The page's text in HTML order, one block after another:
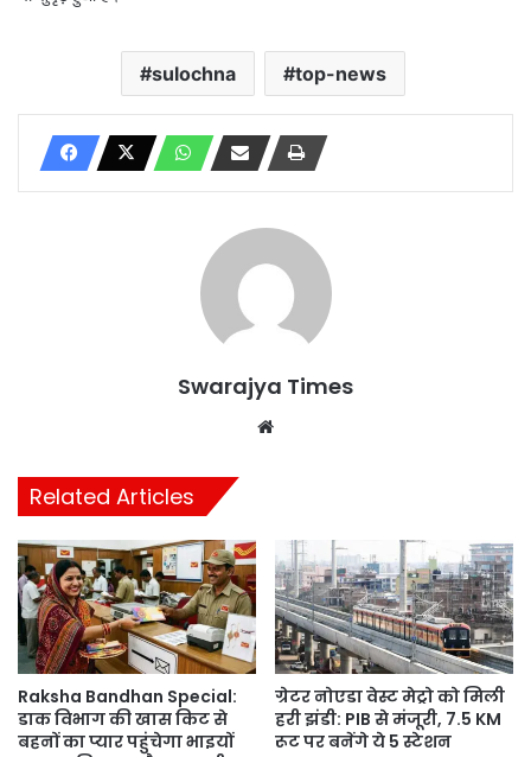
sulochna top-news
Swarajya Times
Related Articles
Raksha Bandhan Special:
डाक विभाग की खास किट से
बहनों का प्यार पहुंचेगा भाइयों
ग्रेटर नोएडा वेस्ट मेट्रो को मिली
हरी झंडी: PIB से मंजूरी, 7.5 KM
रूट पर बनेंगे ये 5 स्टेशन